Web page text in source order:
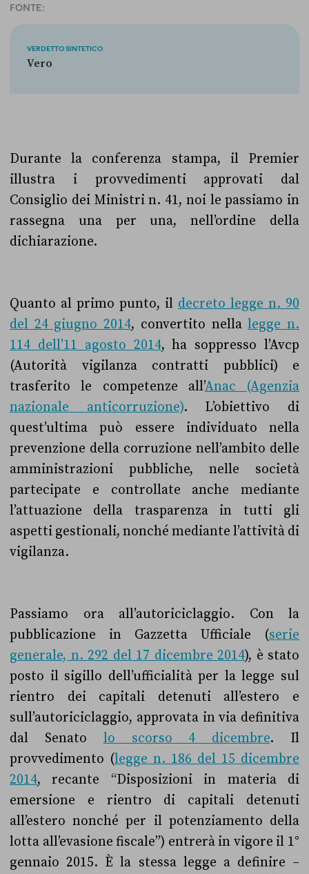
FONTE:
VERDETTO SINTETICO
Vero
Durante la conferenza stampa, il Premier
illustra i provvedimenti approvati dal
Consiglio dei Ministri n. 41, noi le passiamo in
rassegna una per una, nell’ordine della
dichiarazione.
Quanto al primo punto, il decreto legge n. 90
del 24 giugno 2014, convertito nellalegge n.
114 dell’11 agosto 2014, ha soppresso l’Avcp
(Autorità vigilanza contratti pubblici) e
trasferito le competenze all’Anac (Agenzia
nazionale anticorruzione). L’obiettivo di
quest’ultima può essere individuato nella
prevenzione della corruzione nell’ambito delle
amministrazioni pubbliche, nelle società
partecipate e controllate anche mediante
l’attuazione della trasparenza in tutti gli
aspetti gestionali, nonché mediante l’attività di
vigilanza.
Passiamo ora all’autoriciclaggio. Con la
pubblicazione in Gazzetta Ufficiale (serie
generale, n. 292 del 17 dicembre 2014), è stato
posto il sigillo dell’ufficialità per la legge sul
rientro dei capitali detenuti all’estero e
sull’autoriciclaggio, approvata in via definitiva
dal Senato lo scorso 4 dicembre. Il
provvedimento (legge n. 186 del 15 dicembre
2014, recante “Disposizioni in materia di
emersione e rientro di capitali detenuti
all’estero nonché per il potenziamento della
lotta all’evasione fiscale”) entrerà in vigore il 1°
gennaio 2015. È la stessa legge a definire –